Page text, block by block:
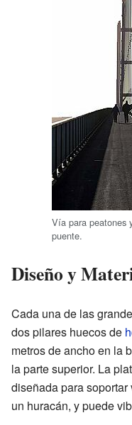
Vía para peatones
puente.
Diseño y
Cada una de las
dos pilares huecos de
metros de ancho en la
la parte superior. La
diseñada para
un huracán, y puede